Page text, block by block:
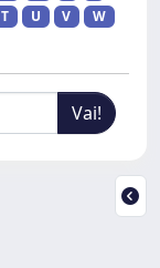
T U V
W